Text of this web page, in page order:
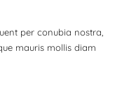
per conubia nostra,
mauris mollis diam